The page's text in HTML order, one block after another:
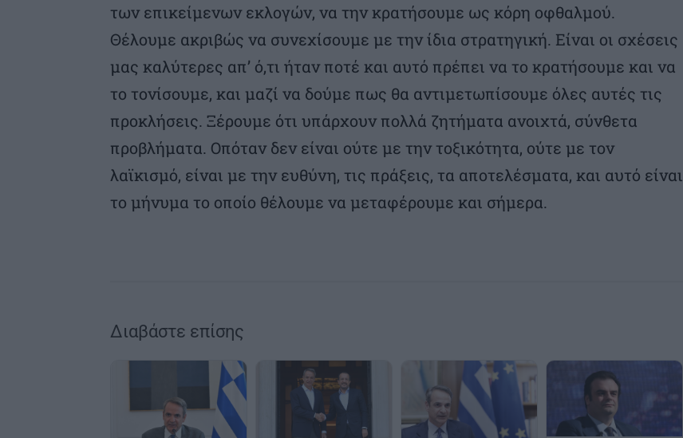
των επικείμενων εκλογών, να την κρατήσουμε ως κόρη οφθαλμού.
Θέλουμε ακριβώς να συνεχίσουμε με την ίδια στρατηγική. Είναι οι σχέσεις
μας καλύτερες απ’ ό,τι ήταν ποτέ και αυτό πρέπει να το κρατήσουμε και να
το τονίσουμε, και μαζί να δούμε πως θα αντιμετωπίσουμε όλες αυτές τις
προκλήσεις. Ξέρουμε ότι υπάρχουν πολλά ζητήματα ανοιχτά, σύνθετα
προβλήματα. Οπόταν δεν είναι ούτε με την τοξικότητα, ούτε με τον
λαϊκισμό, είναι με την ευθύνη, τις πράξεις, τα αποτελέσματα, και αυτό είναι
το μήνυμα το οποίο θέλουμε να μεταφέρουμε και σήμερα.
Διαβάστε επίσης